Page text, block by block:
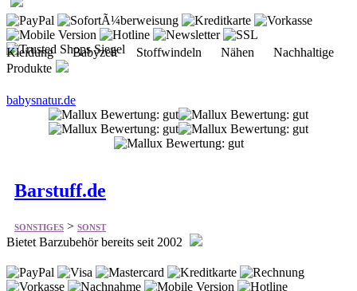
Kleidung Babyzeit Stoffwindeln Nähen Nachhaltige
Produkte
babysnatur.de
Barstuff.de
SONSTIGES > SONST
Bietet Barzubehör bereits seit 2002